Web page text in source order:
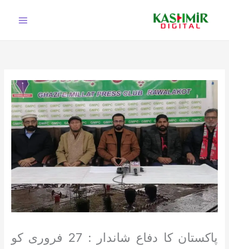
پاکستان کا دفاع شاندار : 27 فروری کو